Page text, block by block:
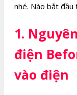
nhé. Nào bắt đầu
1.
điện
vào điện